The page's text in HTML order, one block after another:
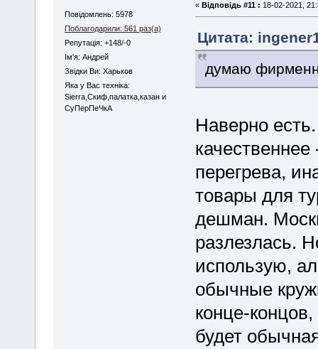
Повідомлень: 5978
Поблагодарили: 561 раз(а)
Репутація: +148/-0
Iм'я: Андрей
Звідки Ви: Харьков
Яка у Вас техніка:
Sierra,Скиф,палатка,казан и
СуПерПеЧкА
« Відповідь #11 : 18-02-2021,
Цитата:
думаю
Наверно
перегрева,
товары для
дешман.
разлезлась.
использую,
обычные
конце-
будет